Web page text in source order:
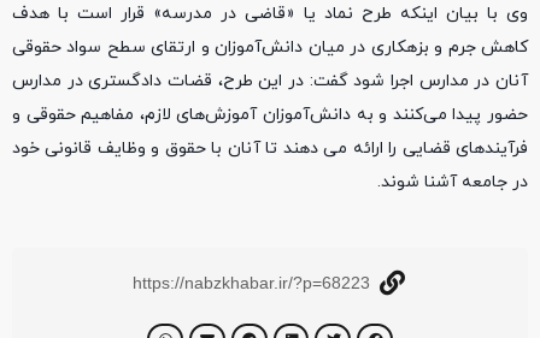
وی با بیان اینکه طرح نماد یا «قاضی در مدرسه» قرار است با هدف
کاهش جرم و بزهکاری در میان دانش‌آموزان و ارتقای سطح سواد حقوقی
آنان در مدارس اجرا شود گفت: در این طرح، قضات دادگستری در مدارس
حضور پیدا می‌کنند و به دانش‌آموزان آموزش‌های لازم، مفاهیم حقوقی و
فرآیندهای قضایی را ارائه می دهند تا آنان با حقوق و وظایف قانونی خود
در جامعه آشنا شوند.
https://nabzkhabar.ir/?p=68223